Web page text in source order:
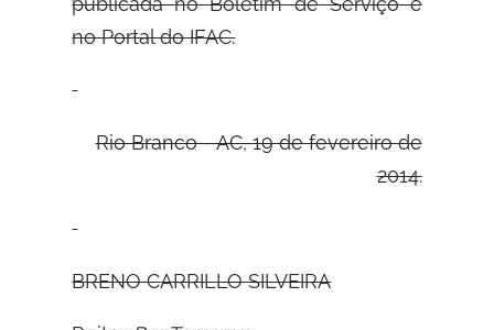
no Portal do IFAC.
Rio Branco - AC, 19 de fevereiro de
2014.
BRENOCARRILLOSILVEIRA